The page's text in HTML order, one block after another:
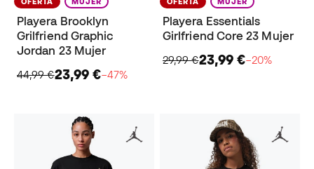
Playera Brooklyn
Grilfriend Graphic
Jordan 23 Mujer
44,99 €23,99 €−47%
Playera Essentials
Girlfriend Core 23 Mujer
29,99 €23,99 €−20%